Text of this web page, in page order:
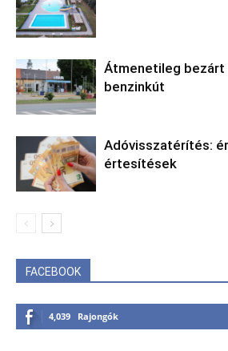
Átmenetileg bezárt
benzinkút
Adóvisszatérítés:
értesítések
FACEBOOK
4,039 Rajongók